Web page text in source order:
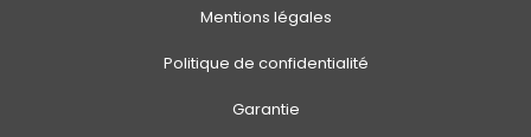
Mentions légales
Politique de confidentialité
Garantie